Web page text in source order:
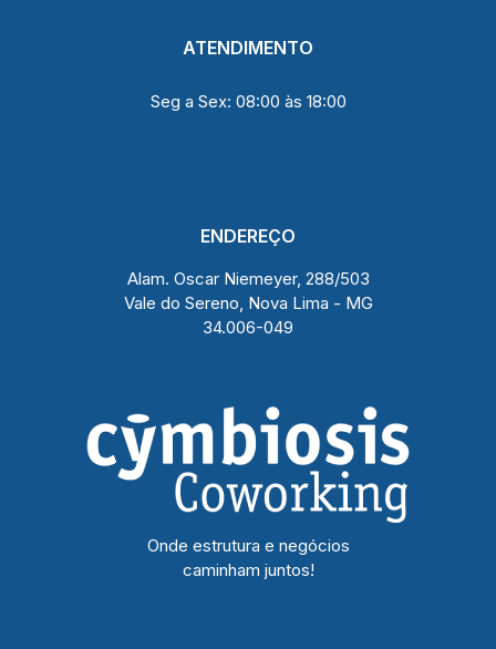
ATENDIMENTO
Seg a Sex: 08:00 às 18:00
ENDEREÇO
Alam. Oscar Niemeyer, 288/503
Vale do Sereno, Nova Lima - MG
34.006-049
Onde estrutura e negócios
caminham juntos!